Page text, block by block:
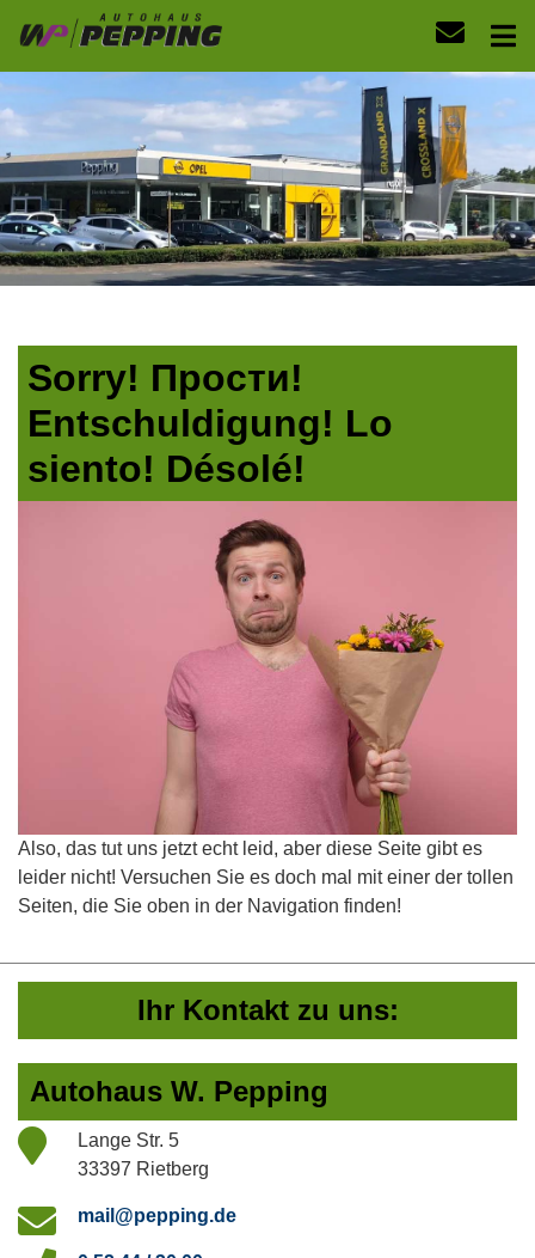
Sorry! Прости!
Entschuldigung! Lo
siento! Désolé!
Also, das tut uns jetzt echt leid, aber diese Seite gibt es
leider nicht! Versuchen Sie es doch mal mit einer der tollen
Seiten, die Sie oben in der Navigation finden!
Ihr Kontakt zu uns:
Autohaus W. Pepping
Lange Str. 5
33397 Rietberg
mail@pepping.de